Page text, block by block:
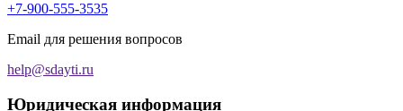
+7-900-555-3535
Email для решения вопросов
help@sdayti.ru
Юридическая информация